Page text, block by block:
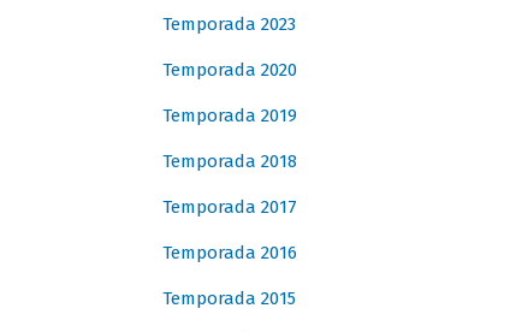
Temporada 2023
Temporada 2020
Temporada 2019
Temporada 2018
Temporada 2017
Temporada 2016
Temporada 2015